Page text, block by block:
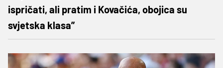
ispričati, ali pratim i Kovačića, obojica su
svjetska klasa”